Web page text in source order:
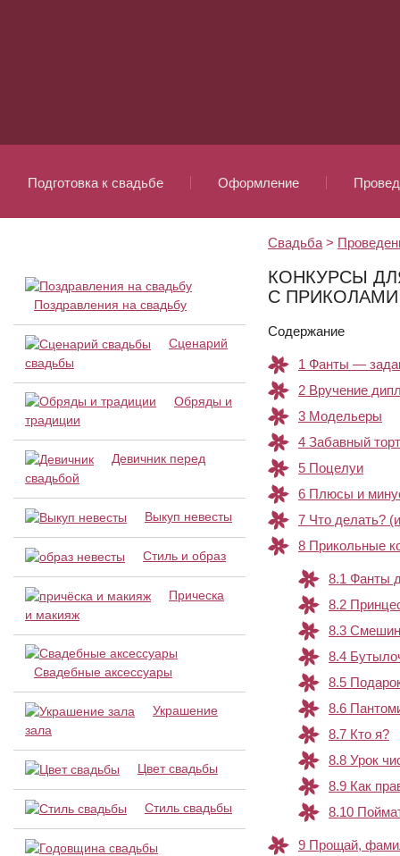
Подготовка к свадьбе Оформление
Свадьба >
КОНКУРСЫ
С
Содержание
1 Фанты —
2 Вручение
3 Модельеры
4 Забавный торт
5 Поцелуи
6 Плюсы и
7 Что делать?
8 Прикольные
8.1 Фанты
8.2
8.3
8.4
8.5
8.6
8.7 Кто я?
8.8 Урок
8.9 Как
8.10
9 Прощай,
Поздравления на свадьбу
Сценарий
свадьбы
Обряды и
традиции
Девичник перед
свадьбой
Выкуп невесты
Стиль и образ
Прическа
и макияж
Свадебные аксессуары
Украшение
зала
Цвет свадьбы
Стиль свадьбы